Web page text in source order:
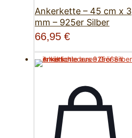
Ankerkette – 45 cm x 3
mm – 925er Silber
66,95 €